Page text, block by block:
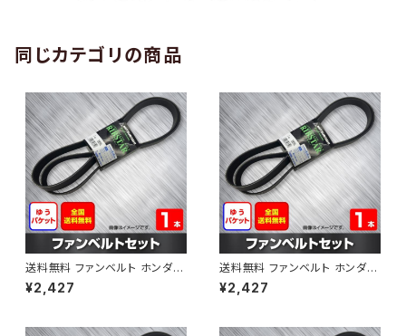
同じカテゴリの商品
送料無料 ファンベルト ホンダ
ゼスト 型式JE1 H18.03～H24.
11 （国内トップメーカー） 1本 H
¥2,427
送料無料 ファンベルト ホンダ ラ
イフ 型式JB6 H15.09～H20.1
1 （国内トップメーカー） 1本 HA
¥2,427